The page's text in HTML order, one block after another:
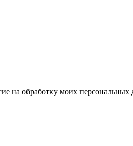
на обработку моих персональных